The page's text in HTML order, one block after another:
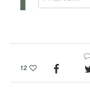
12